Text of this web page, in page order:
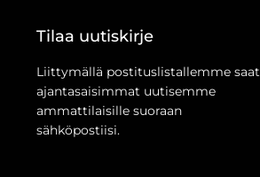
Tilaa uutiskirje
Liittymällä postituslistallemme saat
ajantasaisimmat uutisemme
ammattilaisille suoraan
sähköpostiisi.